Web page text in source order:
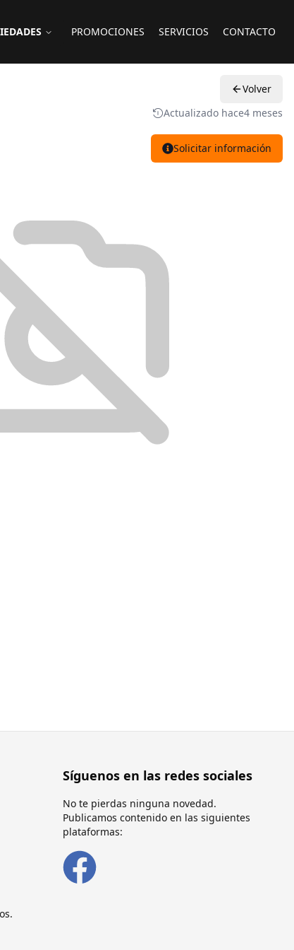
PROMOCIONES SERVICIOS CONTACTO
Volver
Actualizado hace4 meses
Solicitar información
Síguenos en las redes sociales
No te pierdas ninguna novedad.
Publicamos contenido en las siguientes
plataformas: